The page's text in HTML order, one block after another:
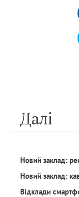
Далi
Новий заклад:
Новий заклад:
Відклади